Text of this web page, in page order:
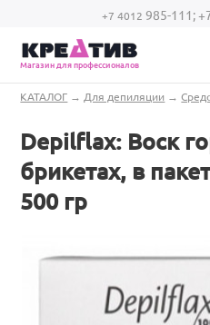
Перейти к основному содержанию
+7 4012 985-111;
Магазин для профессионалов
Вы здесь
КАТАЛОГ → Для депиляции →
Depilflax: Воск
брикетах, в
500 гр